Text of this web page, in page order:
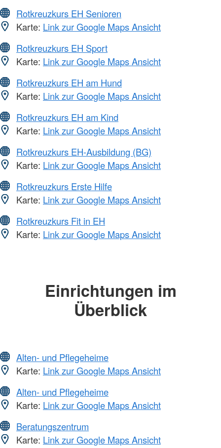
Rotkreuzkurs EH Senioren
Karte: Link zur Google Maps Ansicht
Rotkreuzkurs EH Sport
Karte: Link zur Google Maps Ansicht
Rotkreuzkurs EH am Hund
Karte: Link zur Google Maps Ansicht
Rotkreuzkurs EH am Kind
Karte: Link zur Google Maps Ansicht
Rotkreuzkurs EH-Ausbildung (BG)
Karte: Link zur Google Maps Ansicht
Rotkreuzkurs Erste Hilfe
Karte: Link zur Google Maps Ansicht
Rotkreuzkurs Fit in EH
Karte: Link zur Google Maps Ansicht
Einrichtungen im
Überblick
Alten- und Pflegeheime
Karte: Link zur Google Maps Ansicht
Alten- und Pflegeheime
Karte: Link zur Google Maps Ansicht
Beratungszentrum
Karte: Link zur Google Maps Ansicht